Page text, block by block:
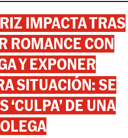
IMPACTA TRAS
ROMANCE CON
Y EXPONER
SITUACIÓN: SE
‘CULPA’ DE UNA